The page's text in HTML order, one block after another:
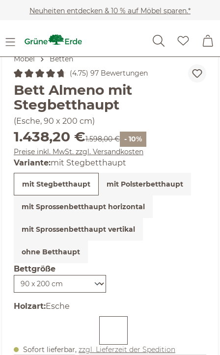
Zum Hauptinhalt springen
Neuheiten entdecken & 10 % auf Möbel sparen.*
Möbel Betten
Durchschnittliche Bewertung von 4.75 von 5 Sternen
(4.75) 97 Bewertungen
Bett Almeno mit
Stegbetthaupt
(Esche, 90 x 200 cm)
Verkaufspreis:
1.438,20 €Regulärer Preis:
1.598,00 € - 10%
Preise inkl. MwSt. zzgl. Versandkosten
Variante:mit Stegbetthaupt
mit Stegbetthaupt mit Polsterbetthaupt
mit Sprossenbetthaupt horizontal
mit Sprossenbetthaupt vertikal
ohne Betthaupt
Bettgröße
auswählen
Holzartauswählen
:Esche
Sofort lieferbar, zzgl. Lieferzeit der Spedition